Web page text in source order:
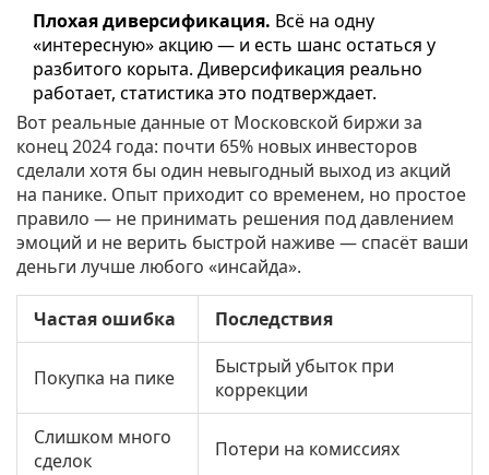
Плохая диверсификация. Всё на одну
«интересную» акцию — и есть шанс остаться у
разбитого корыта. Диверсификация реально
работает, статистика это подтверждает.
Вот реальные данные от Московской биржи за
конец 2024 года: почти 65% новых инвесторов
сделали хотя бы один невыгодный выход из акций
на панике. Опыт приходит со временем, но простое
правило — не принимать решения под давлением
эмоций и не верить быстрой наживе — спасёт ваши
деньги лучше любого «инсайда».
Частая ошибка Последствия
Покупка на пике
Быстрый убыток при
коррекции
Слишком много
сделок
Потери на комиссиях